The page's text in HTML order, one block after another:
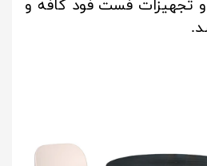
تجهیزات فست فود کافه و